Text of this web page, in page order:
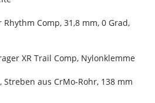
Comp, 31,8 mm, 0 Grad,
XR Trail Comp, Nylonklemme
aus CrMo-Rohr, 138 mm